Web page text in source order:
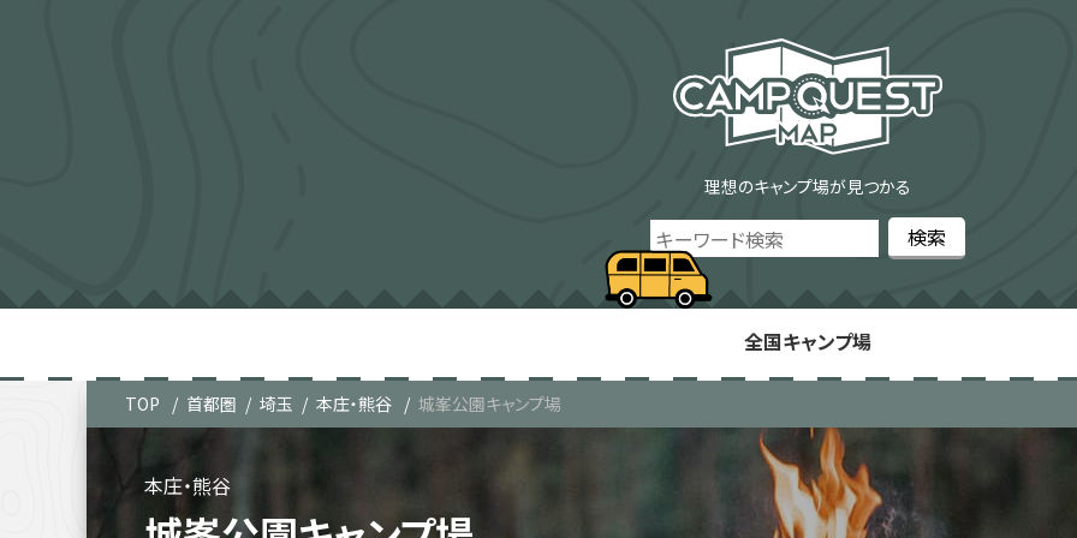
理想のキャンプ場が見つかる
全国キャンプ場
TOP 首都圏 埼玉 本庄・熊谷 城峯公園キャンプ場
本庄・熊谷